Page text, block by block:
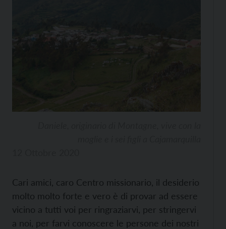
Cari amici, caro Centro missionario, il desiderio
molto molto forte e vero è di provar ad essere
vicino a tutti voi per ringraziarvi, per stringervi
a noi, per farvi conoscere le persone dei nostri